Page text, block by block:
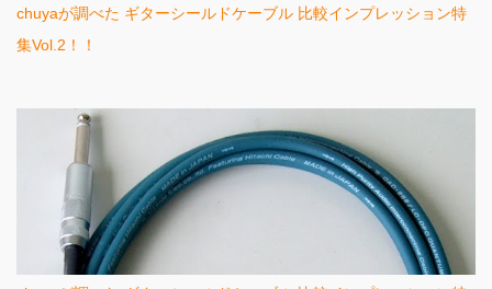
chuyaが調べた ギターシールドケーブル 比較インプレッション特
集Vol.2！！